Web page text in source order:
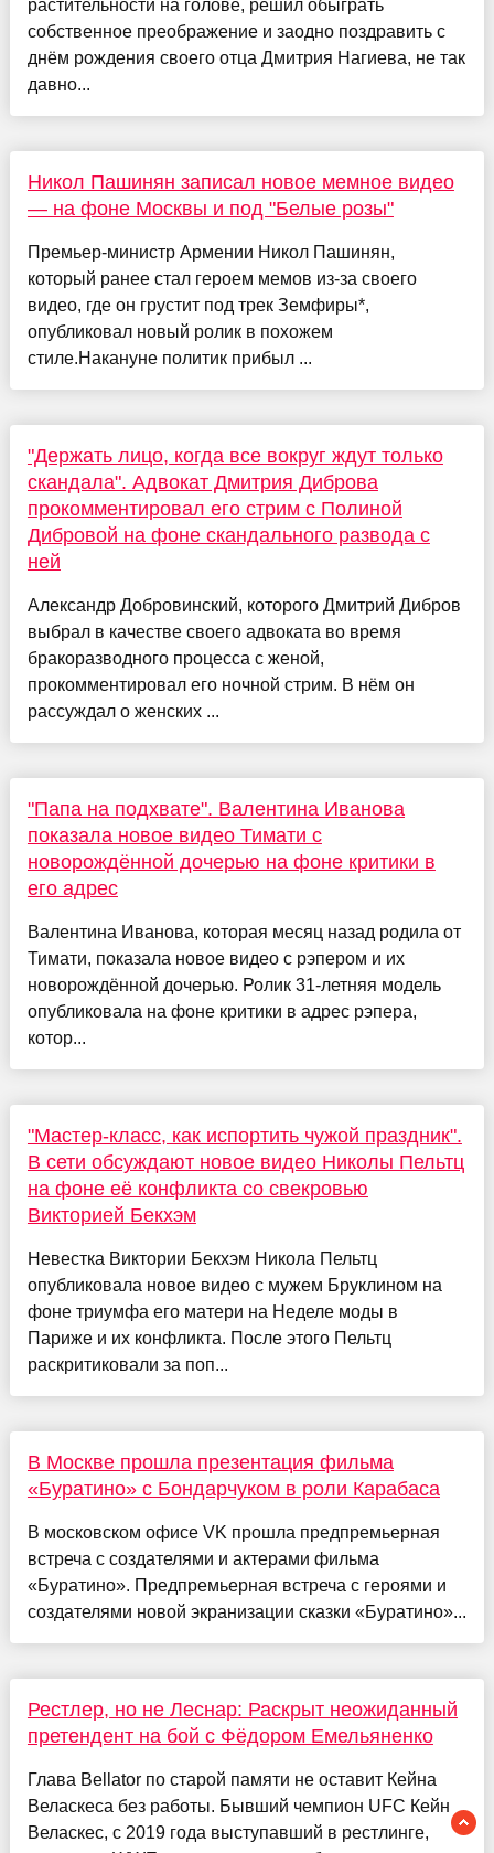
растительности на голове, решил обыграть
собственное преображение и заодно поздравить с
днём рождения своего отца Дмитрия Нагиева, не так
давно...
Никол Пашинян записал новое мемное видео
— на фоне Москвы и под "Белые розы"
Премьер-министр Армении Никол Пашинян,
который ранее стал героем мемов из-за своего
видео, где он грустит под трек Земфиры*,
опубликовал новый ролик в похожем
стиле.Накануне политик прибыл ...
"Держать лицо, когда все вокруг ждут только
скандала". Адвокат Дмитрия Диброва
прокомментировал его стрим с Полиной
Дибровой на фоне скандального развода с
ней
Александр Добровинский, которого Дмитрий Дибров
выбрал в качестве своего адвоката во время
бракоразводного процесса с женой,
прокомментировал его ночной стрим. В нём он
рассуждал о женских ...
"Папа на подхвате". Валентина Иванова
показала новое видео Тимати с
новорождённой дочерью на фоне критики в
его адрес
Валентина Иванова, которая месяц назад родила от
Тимати, показала новое видео с рэпером и их
новорождённой дочерью. Ролик 31-летняя модель
опубликовала на фоне критики в адрес рэпера,
котор...
"Мастер-класс, как испортить чужой праздник".
В сети обсуждают новое видео Николы Пельтц
на фоне её конфликта со свекровью
Викторией Бекхэм
Невестка Виктории Бекхэм Никола Пельтц
опубликовала новое видео с мужем Бруклином на
фоне триумфа его матери на Неделе моды в
Париже и их конфликта. После этого Пельтц
раскритиковали за поп...
В Москве прошла презентация фильма
«Буратино» с Бондарчуком в роли Карабаса
В московском офисе VK прошла предпремьерная
встреча с создателями и актерами фильма
«Буратино». Предпремьерная встреча с героями и
создателями новой экранизации сказки «Буратино»...
Рестлер, но не Леснар: Раскрыт неожиданный
претендент на бой с Фёдором Емельяненко
Глава Bellator по старой памяти не оставит Кейна
Веласкеса без работы. Бывший чемпион UFC Кейн
Веласкес, с 2019 года выступавший в рестлинге,